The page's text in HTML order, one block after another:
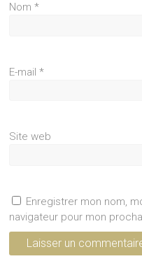
Nom*
E-mail*
Site web
Enregistrer mon nom,
navigateur pour mon